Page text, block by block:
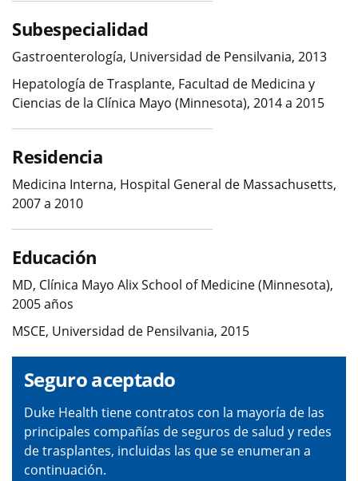
Subespecialidad
Gastroenterología, Universidad de Pensilvania, 2013
Hepatología de Trasplante, Facultad de Medicina y
Ciencias de la Clínica Mayo (Minnesota), 2014 a 2015
Residencia
Medicina Interna, Hospital General de Massachusetts,
2007 a 2010
Educación
MD, Clínica Mayo Alix School of Medicine (Minnesota),
2005 años
MSCE, Universidad de Pensilvania, 2015
Seguro aceptado
Duke Health tiene contratos con la mayoría de las
principales compañías de seguros de salud y redes
de trasplantes, incluidas las que se enumeran a
continuación.